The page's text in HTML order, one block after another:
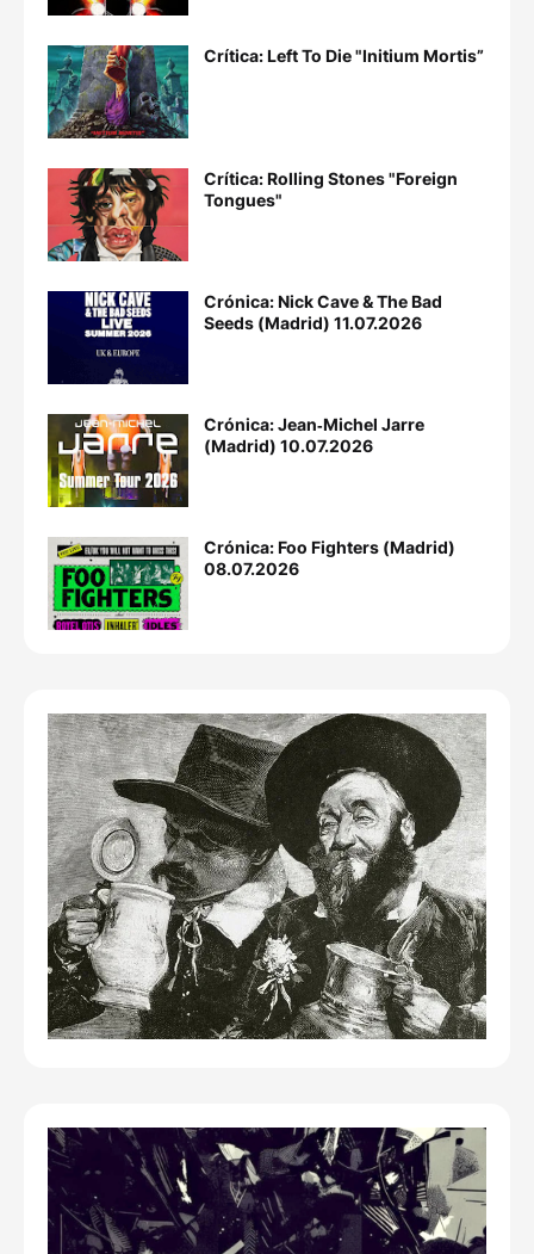
Crítica: Left To Die "Initium Mortis”
Crítica: Rolling Stones "Foreign
Tongues"
Crónica: Nick Cave & The Bad
Seeds (Madrid) 11.07.2026
Crónica: Jean‐Michel Jarre
(Madrid) 10.07.2026
Crónica: Foo Fighters (Madrid)
08.07.2026